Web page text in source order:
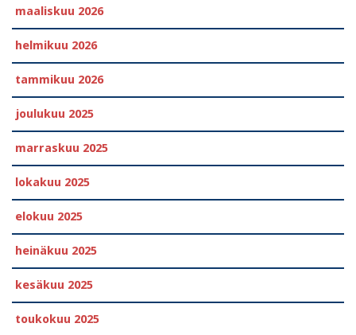
maaliskuu 2026
helmikuu 2026
tammikuu 2026
joulukuu 2025
marraskuu 2025
lokakuu 2025
elokuu 2025
heinäkuu 2025
kesäkuu 2025
toukokuu 2025